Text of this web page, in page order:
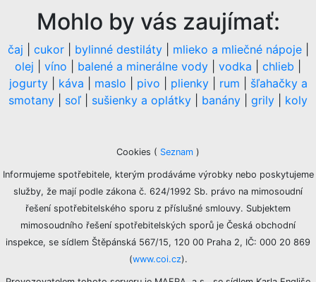
Mohlo by vás zaujímať:
čaj cukor| bylinné destiláty| mlieko a mliečné nápoje|
olej
víno balené a minerálne vody vodka chlieb
jogurty| káva maslo pivo plienky| rum
šľahačky a
smotany
soľ sušienky a oplátky banány grily koly
Cookies ( Seznam )
Informujeme spotřebitele, kterým prodáváme výrobky nebo poskytujeme
služby, že mají podle zákona č. 624/1992 Sb. právo na mimosoudní
řešení spotřebitelského sporu z příslušné smlouvy. Subjektem
mimosoudního řešení spotřebitelských sporů je Česká obchodní
inspekce, se sídlem Štěpánská 567/15, 120 00 Praha 2, IČ: 000 20 869
(www.coi.cz).